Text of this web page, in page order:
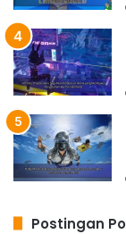
Postingan